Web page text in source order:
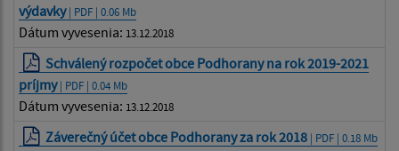
výdavky| PDF | 0.06 Mb
Dátum vyvesenia: 13.12.2018
Schválený rozpočet obce Podhorany na rok 2019-2021
príjmy| PDF | 0.04 Mb
Dátum vyvesenia: 13.12.2018
Záverečný účet obce Podhorany za rok 2018 | PDF | 0.18 Mb